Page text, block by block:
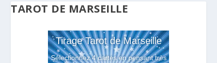
TAROT DE MARSEILLE